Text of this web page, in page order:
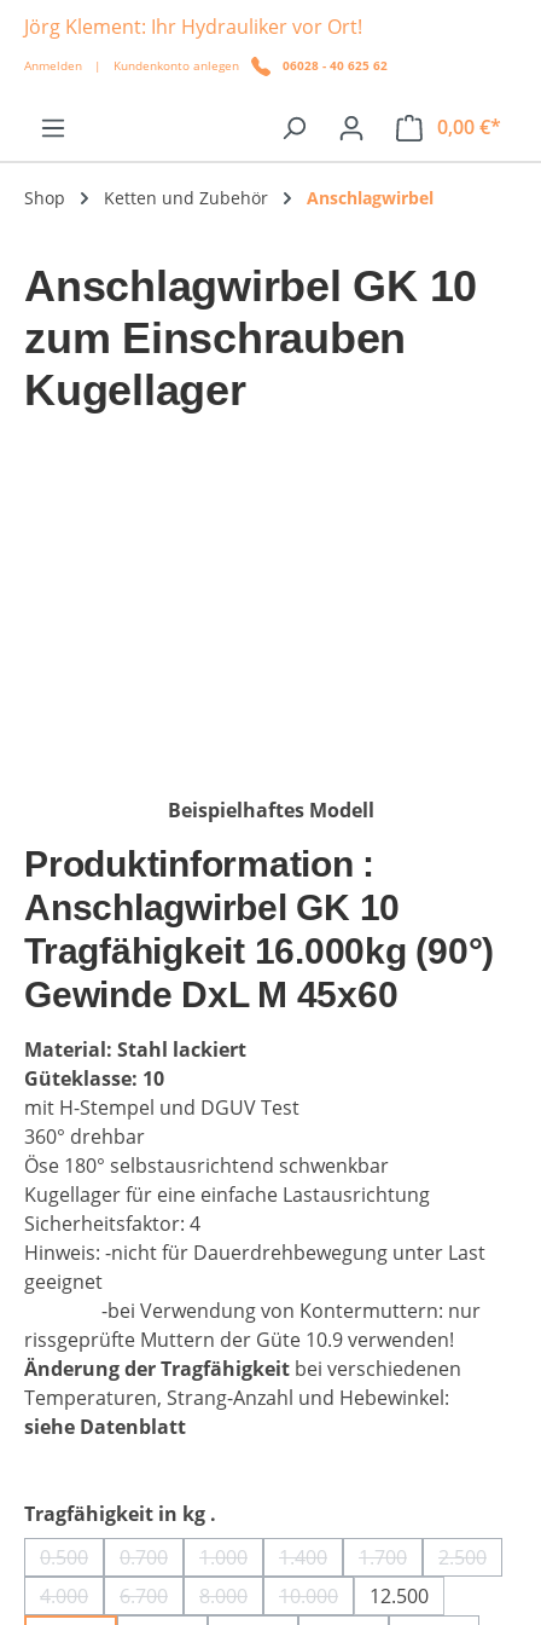
springen
Jörg Klement: Ihr Hydrauliker vor Ort!
Anmelden | Kundenkonto anlegen 06028 - 40 625 62
0,00 €*
Shop Ketten und Zubehör Anschlagwirbel
Anschlagwirbel GK 10
zum Einschrauben
Kugellager
Beispielhaftes Modell
Produktinformation :
Anschlagwirbel GK 10
Tragfähigkeit 16.000kg (90°)
Gewinde DxL M 45x60
Material: Stahl lackiert
Güteklasse: 10
mit H-Stempel und DGUV Test
360° drehbar
Öse 180° selbstausrichtend schwenkbar
Kugellager für eine einfache Lastausrichtung
Sicherheitsfaktor: 4
Hinweis: -nicht für Dauerdrehbewegung unter Last
geeignet
-bei Verwendung von Kontermuttern: nur
rissgeprüfte Muttern der Güte 10.9 verwenden!
Änderung der Tragfähigkeit bei verschiedenen
Temperaturen, Strang-Anzahl und Hebewinkel:
siehe Datenblatt
Tragfähigkeit in kg .
0.500(Diese Option ist zurzeit nicht verfügbar.)
0.700(Diese Option ist zurzeit nicht verfügbar.)
1.000(Diese Option ist zurzeit nicht
1.400(Diese Option ist zurzeit
1.700(Diese Option ist
2.500(Diese
4.000(Diese Option ist zurzeit nicht verfügbar.)
6.700(Diese Option ist zurzeit nicht verfügbar.)
8.000(Diese Option ist zurzeit nicht
10.000(Diese Option ist zurzeit
12.500